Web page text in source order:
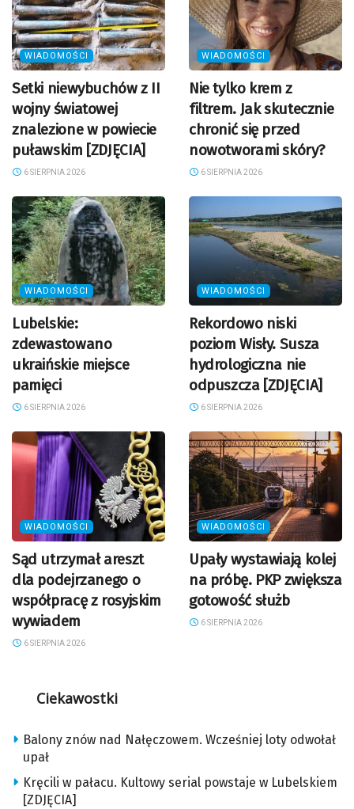
WIADOMOŚCI
Setki niewybuchów z II
wojny światowej
znalezione w powiecie
puławskim [ZDJĘCIA]
6 SIERPNIA 2026
WIADOMOŚCI
Nie tylko krem z
filtrem. Jak skutecznie
chronić się przed
nowotworami skóry?
6 SIERPNIA 2026
WIADOMOŚCI
Lubelskie:
zdewastowano
ukraińskie miejsce
pamięci
6 SIERPNIA 2026
WIADOMOŚCI
Rekordowo niski
poziom Wisły. Susza
hydrologiczna nie
odpuszcza [ZDJĘCIA]
6 SIERPNIA 2026
WIADOMOŚCI
Sąd utrzymał areszt
dla podejrzanego o
współpracę z rosyjskim
wywiadem
6 SIERPNIA 2026
WIADOMOŚCI
Upały wystawiają kolej
na próbę. PKP zwiększa
gotowość służb
6 SIERPNIA 2026
Ciekawostki
Balony znów nad Nałęczowem. Wcześniej loty odwołał
upał
Kręcili w pałacu. Kultowy serial powstaje w Lubelskiem
[ZDJĘCIA]